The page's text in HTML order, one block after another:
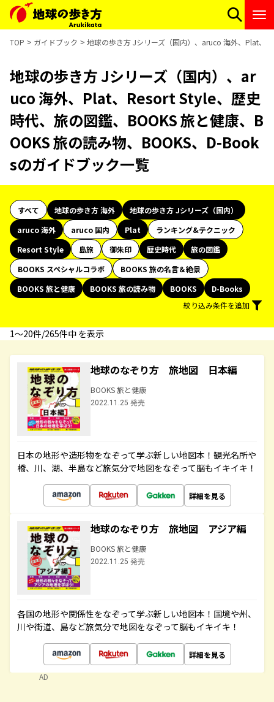
TOP ガイドブック 地球の歩き方 Jシリーズ（国内）、aruco 海外、Plat、
地球の歩き方 Jシリーズ（国内）、ar
uco 海外、Plat、Resort Style、歴史
時代、旅の図鑑、BOOKS 旅と健康、B
OOKS 旅の読み物、BOOKS、D-Book
sのガイドブック一覧
すべて 地球の歩き方 海外
地球の歩き方 Jシリーズ（国内）
aruco 海外
aruco 国内 Plat
ランキング&テクニック
Resort Style
島旅 御朱印 歴史時代
旅の図鑑
BOOKS スペシャルコラボ
BOOKS 旅の名言＆絶景
BOOKS 旅と健康
BOOKS 旅の読み物 BOOKS
D-Books
絞り込み条件を追加
1〜20件/265件中 を表示
地球のなぞり方 旅地図 日本編
BOOKS 旅と健康
2022.11.25 発売
日本の地形や造形物をなぞって学ぶ新しい地図本！観光名所や
橋、川、湖、半島など旅気分で地図をなぞって脳もイキイキ！
詳細を見る
地球のなぞり方 旅地図 アジア編
BOOKS 旅と健康
2022.11.25 発売
各国の地形や関係性をなぞって学ぶ新しい地図本！国境や州、
川や街道、島など旅気分で地図をなぞって脳もイキイキ！
詳細を見る
AD